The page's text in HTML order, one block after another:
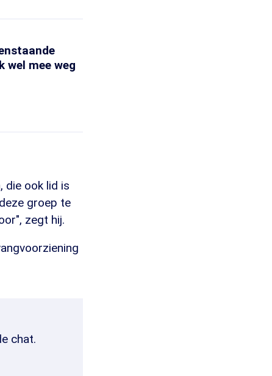
wel mee weg
die ook lid is
groep te
zegt hij.
chat.